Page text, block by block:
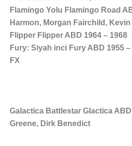
Flamingo Yolu Flamingo Road
Harmon, Morgan Fairchild,
Flipper Flipper ABD 1964 – 1968
Fury: Siyah inci Fury ABD 1955 –
FX
Galactica Battlestar Glactica
Greene, Dirk Benedict